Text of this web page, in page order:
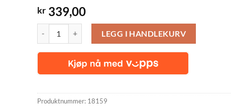
kr 339,00
LEGG I HANDLEKURV
Produktnummer: 18159